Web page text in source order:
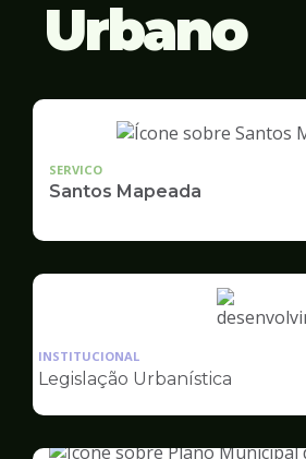
Urbano
SERVICO
Santos Mapeada
Urbano
INSTITUCIONAL
Legislação Urbanística